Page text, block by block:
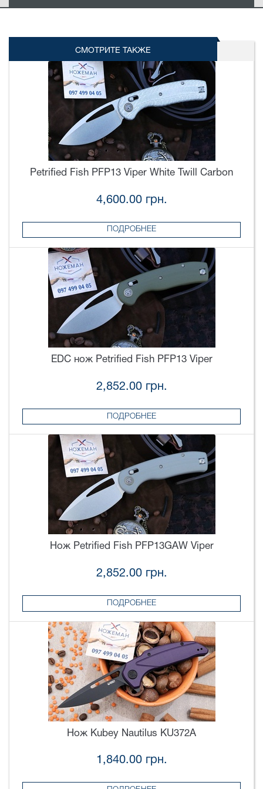
СМОТРИТЕ ТАКЖЕ
Petrified Fish PFP13 Viper White Twill Carbon
4,600.00 грн.
ПОДРОБНЕЕ
EDC нож Petrified Fish PFP13 Viper
2,852.00 грн.
ПОДРОБНЕЕ
Нож Petrified Fish PFP13GAW Viper
2,852.00 грн.
ПОДРОБНЕЕ
Нож Kubey Nautilus KU372A
1,840.00 грн.